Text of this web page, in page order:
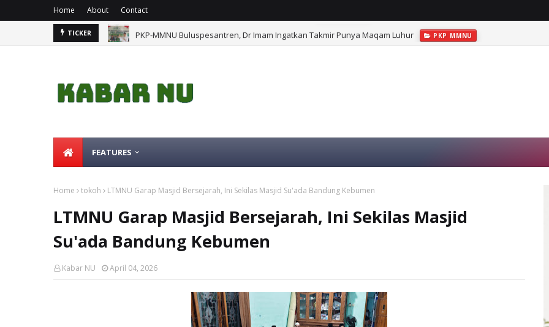
Home About Contact
TICKER PKP-MMNU Buluspesantren, Dr Imam Ingatkan Takmir Punya Maqam Luhur PKP MMNU
FEATURES
Home tokoh LTMNU Garap Masjid Bersejarah, Ini Sekilas Masjid Su'ada Bandung Kebumen
LTMNU Garap Masjid Bersejarah, Ini Sekilas Masjid
Su'ada Bandung Kebumen
Kabar NU April 04, 2026